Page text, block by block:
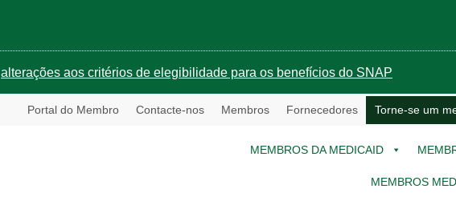
alterações aos critérios de elegibilidade para os benefícios do SNAP
Portal do Membro Contacte-nos Membros Fornecedores Torne-se um
MEMBROS DA MEDICAID
MEMBROS